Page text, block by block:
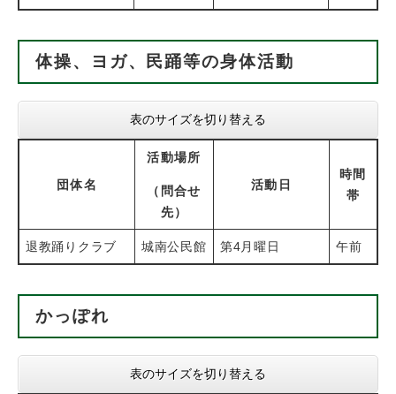
体操、ヨガ、民踊等の身体活動
表のサイズを切り替える
団体名
活動場所
（問合せ
先）
活動日
時間
帯
退教踊りクラブ 城南公民館 第4月曜日 午前
かっぽれ
表のサイズを切り替える